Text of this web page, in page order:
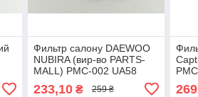
Фильтр салону DAEWOO
NUBIRA (вир-во PARTS-
MALL) PMC-002 UA58
233,10₴ 259 ₴